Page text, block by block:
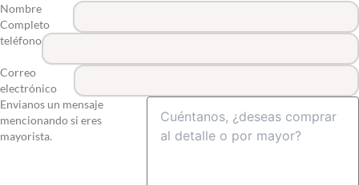
Nombre
Completo
teléfono
Correo
electrónico
Envianos un mensaje
mencionando si eres
mayorista.